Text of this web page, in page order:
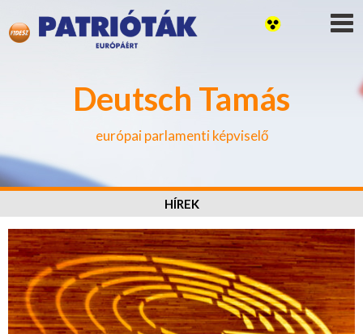
Deutsch Tamás
európai parlamenti képviselő
HÍREK